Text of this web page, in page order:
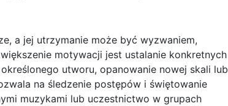
a jej utrzymanie może być wyzwaniem,
motywacji jest ustalanie konkretnych
utworu, opanowanie nowej skali lub
na śledzenie postępów i świętowanie
muzykami lub uczestnictwo w grupach